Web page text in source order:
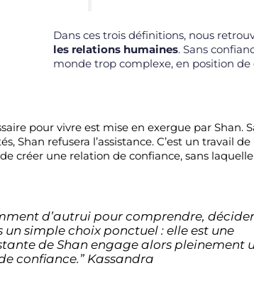
Dans ces trois définitions, nous
les relations humaines. Sans
monde trop complexe, en position
pour vivre est mise en exergue par Shan.
Shan refusera l’assistance. C’est un travail
créer une relation de confiance, sans
d’autrui pour comprendre,
un simple choix ponctuel : elle est une
de Shan engage alors pleinement
confiance.” Kassandra